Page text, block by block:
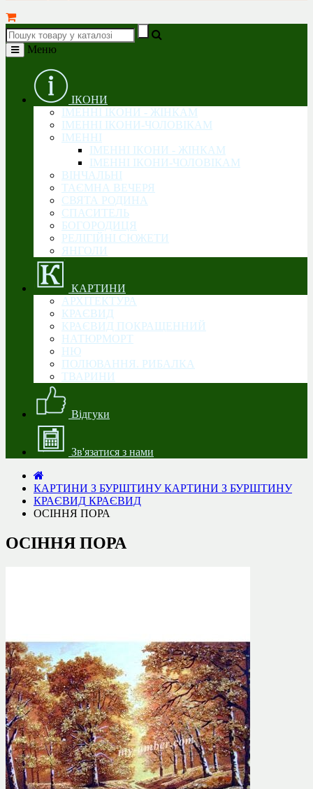
Меню
ІКОНИ
ІМЕННІ ІКОНИ - ЖІНКАМ
ІМЕННІ ІКОНИ-ЧОЛОВІКАМ
ІМЕННІ
ІМЕННІ ІКОНИ - ЖІНКАМ
ІМЕННІ ІКОНИ-ЧОЛОВІКАМ
ВІНЧАЛЬНІ
ТАЄМНА ВЕЧЕРЯ
СВЯТА РОДИНА
CПАСИТЕЛЬ
БОГОРОДИЦЯ
РЕЛІГІЙНІ СЮЖЕТИ
ЯНГОЛИ
КАРТИНИ
АРХІТЕКТУРА
КРАЄВИД
КРАЄВИД ПОКРАЩЕННИЙ
НАТЮРМОРТ
НЮ
ПОЛЮВАННЯ. РИБАЛКА
ТВАРИНИ
Відгуки
Зв'язатися з нами
КАРТИНИ З БУРШТИНУКАРТИНИ З БУРШТИНУ
КРАЄВИД КРАЄВИД
ОСІННЯ ПОРА
ОСІННЯ ПОРА